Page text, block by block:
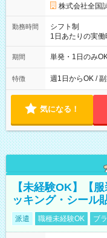
円の場合あり ・
円（役割手当＋
間】試用期間なし
株式会社全国
勤務時間
シフト制
1日あたりの実
間は 試験によ
期間 単発・1日のみ
特徴 週1日からOK /
気になる！
【未経験OK】【
ッキング・シール
派遣 職種未経験OK ブ